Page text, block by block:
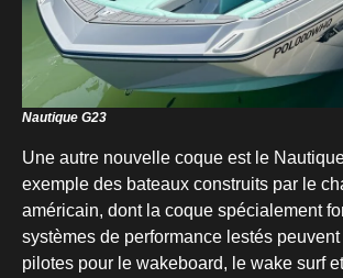
Nautique G23
Une autre nouvelle coque est le
exemple des bateaux construits par le
américain, dont la coque spécialement
systèmes de performance lestés
pilotes pour le wakeboard, le wake surf